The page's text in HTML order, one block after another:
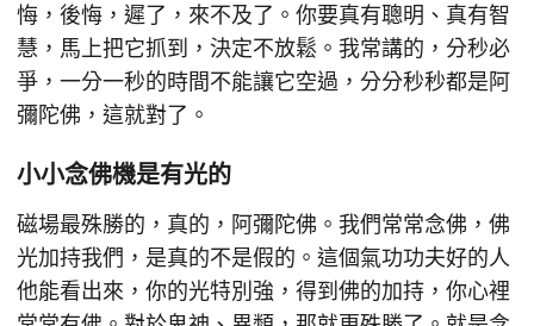
悔，後悔，遲了，來不及了。你要真有聰明、真有智
慧，馬上把它抓到，決定不放鬆。我常講的，分秒必
爭，一分一秒的時間不能讓它空過，分分秒秒都是阿
彌陀佛，這就對了。
小小念佛機是有光的
磁場最殊勝的，真的，阿彌陀佛。我們常常念佛，佛
光加持我們，是真的不是假的。這個氣功功夫好的人
他能看出來，你的光特別強，得到佛的加持，你心裡